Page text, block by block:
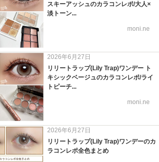
スキーアッシュのカラコンレポ/大人×
淡トーン...
moni.ne
2026年6月27日
リリートラップ(Lily Trap)ワンデー ト
キシックベージュのカラコンレポ/ライ
トピーチ...
moni.ne
2026年6月27日
リリートラップ(Lily Trap)ワンデーのカ
ラコンレポ全色まとめ